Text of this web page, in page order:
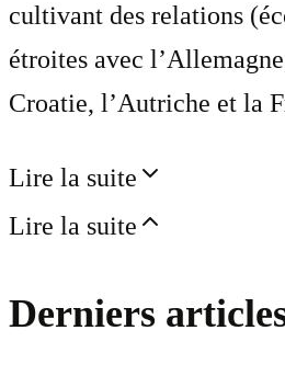
cultivant des relations
étroites avec
Croatie, l’Autriche et la
Lire la suite
Lire la suite
Derniers